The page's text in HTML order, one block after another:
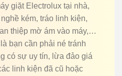
giặt Electrolux tại nhà,
kém, tráo linh kiện,
thiệp mờ ám vào máy,…
bạn cần phải né tránh
có sự uy tín, lừa đảo giá
linh kiện đã cũ hoặc